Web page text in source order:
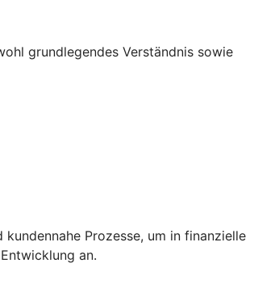
grundlegendes Verständnis sowie
Prozesse, um in finanzielle
an.